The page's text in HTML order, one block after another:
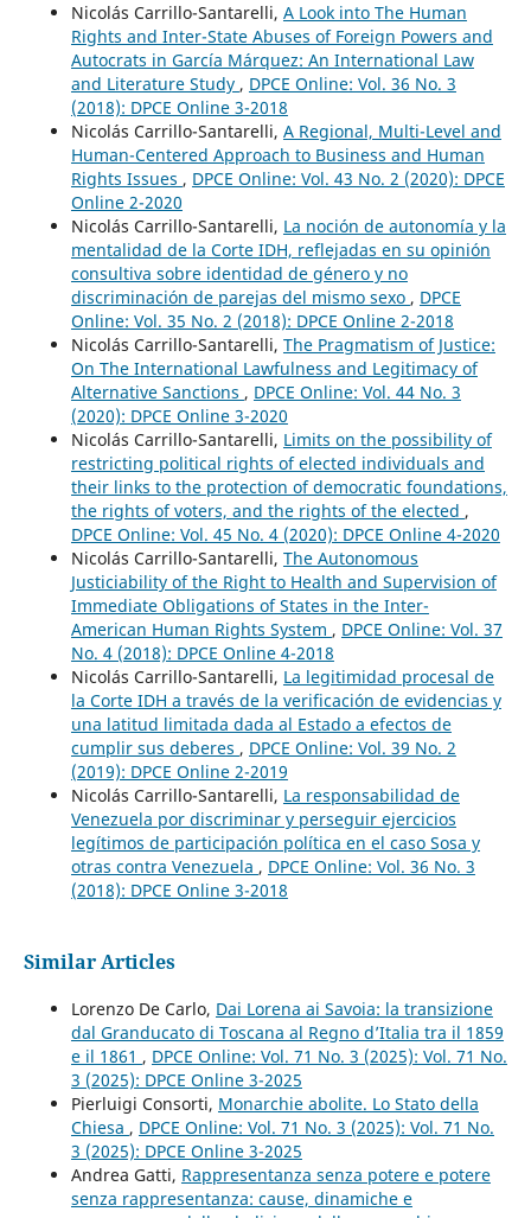
Nicolás Carrillo-Santarelli, A Look into The Human
Rights and Inter-State Abuses of Foreign Powers and
Autocrats in García Márquez: An International Law
and Literature Study , DPCE Online: Vol. 36 No. 3
(2018): DPCE Online 3-2018
Nicolás Carrillo-Santarelli, A Regional, Multi-Level and
Human-Centered Approach to Business and Human
Rights Issues , DPCE Online: Vol. 43 No. 2 (2020): DPCE
Online 2-2020
Nicolás Carrillo-Santarelli, La noción de autonomía y la
mentalidad de la Corte IDH, reflejadas en su opinión
consultiva sobre identidad de género y no
discriminación de parejas del mismo sexo , DPCE
Online: Vol. 35 No. 2 (2018): DPCE Online 2-2018
Nicolás Carrillo-Santarelli, The Pragmatism of Justice:
On The International Lawfulness and Legitimacy of
Alternative Sanctions , DPCE Online: Vol. 44 No. 3
(2020): DPCE Online 3-2020
Nicolás Carrillo-Santarelli, Limits on the possibility of
restricting political rights of elected individuals and
their links to the protection of democratic foundations,
the rights of voters, and the rights of the elected ,
DPCE Online: Vol. 45 No. 4 (2020): DPCE Online 4-2020
Nicolás Carrillo-Santarelli, The Autonomous
Justiciability of the Right to Health and Supervision of
Immediate Obligations of States in the Inter-
American Human Rights System , DPCE Online: Vol. 37
No. 4 (2018): DPCE Online 4-2018
Nicolás Carrillo-Santarelli, La legitimidad procesal de
la Corte IDH a través de la verificación de evidencias y
una latitud limitada dada al Estado a efectos de
cumplir sus deberes , DPCE Online: Vol. 39 No. 2
(2019): DPCE Online 2-2019
Nicolás Carrillo-Santarelli, La responsabilidad de
Venezuela por discriminar y perseguir ejercicios
legítimos de participación política en el caso Sosa y
otras contra Venezuela , DPCE Online: Vol. 36 No. 3
(2018): DPCE Online 3-2018
Similar Articles
Lorenzo De Carlo, Dai Lorena ai Savoia: la transizione
dal Granducato di Toscana al Regno d’Italia tra il 1859
e il 1861 , DPCE Online: Vol. 71 No. 3 (2025): Vol. 71 No.
3 (2025): DPCE Online 3-2025
Pierluigi Consorti, Monarchie abolite. Lo Stato della
Chiesa , DPCE Online: Vol. 71 No. 3 (2025): Vol. 71 No.
3 (2025): DPCE Online 3-2025
Andrea Gatti, Rappresentanza senza potere e potere
senza rappresentanza: cause, dinamiche e